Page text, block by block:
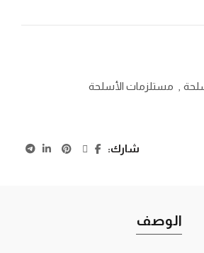
مستلزمات الأسلحة
شارك
الوصف